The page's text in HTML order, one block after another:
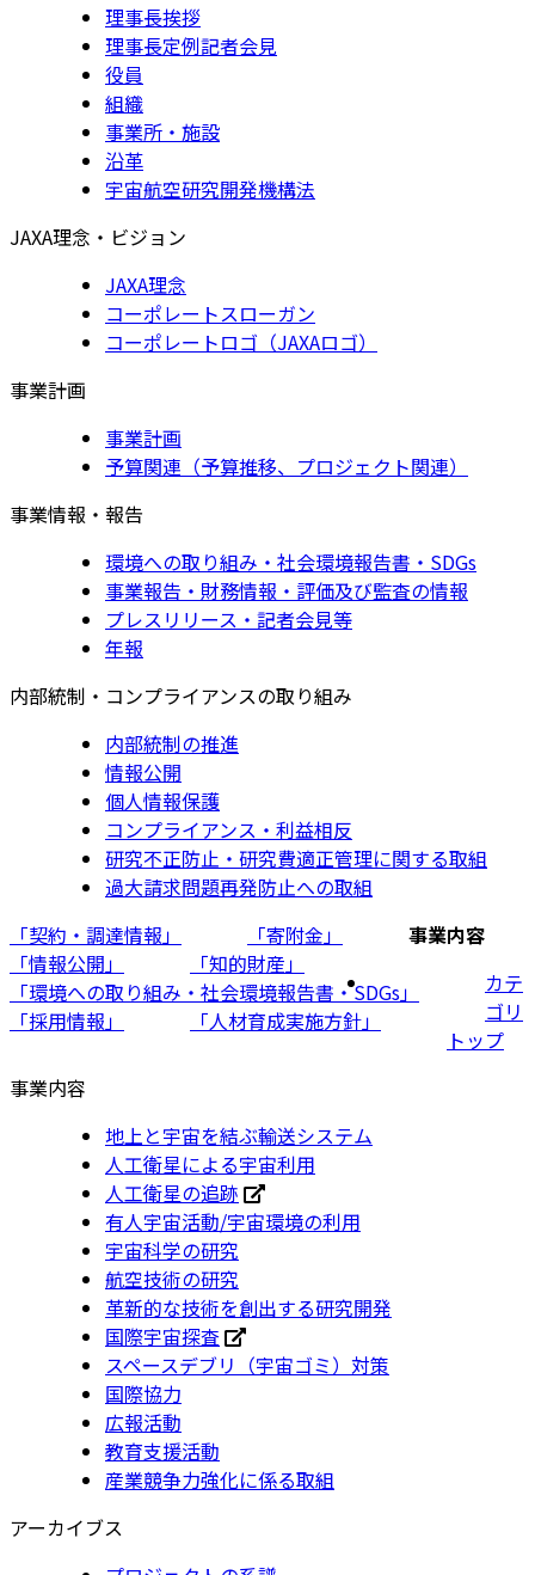
理事長挨拶
理事長定例記者会見
役員
組織
事業所・施設
沿革
宇宙航空研究開発機構法
JAXA理念・ビジョン
JAXA理念
コーポレートスローガン
コーポレートロゴ（JAXAロゴ）
事業計画
事業計画
予算関連（予算推移、プロジェクト関連）
事業情報・報告
環境への取り組み・社会環境報告書・SDGs
事業報告・財務情報・評価及び監査の情報
プレスリリース・記者会見等
年報
内部統制・コンプライアンスの取り組み
内部統制の推進
情報公開
個人情報保護
コンプライアンス・利益相反
研究不正防止・研究費適正管理に関する取組
過大請求問題再発防止への取組
「契約・調達情報」
「寄附金」
「情報公開」
「知的財産」
「環境への取り組み・社会環境報告書・SDGs」
「採用情報」
「人材育成実施方針」
事業内容
カテ
ゴリ
トップ
事業内容
地上と宇宙を結ぶ輸送システム
人工衛星による宇宙利用
人工衛星の追跡
有人宇宙活動/宇宙環境の利用
宇宙科学の研究
航空技術の研究
革新的な技術を創出する研究開発
国際宇宙探査
スペースデブリ（宇宙ゴミ）対策
国際協力
広報活動
教育支援活動
産業競争力強化に係る取組
アーカイブス